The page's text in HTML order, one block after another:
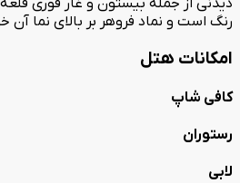
رنگ است و نماد فروهر بر بالای نما آن
امکانات هتل
کافی شاپ
رستوران
لابی